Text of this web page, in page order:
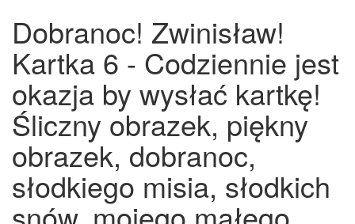
Dobranoc! Zwinisław!
Kartka 6 - Codziennie jest
okazja by wysłać kartkę!
Śliczny obrazek, piękny
obrazek, dobranoc,
słodkiego misia, słodkich